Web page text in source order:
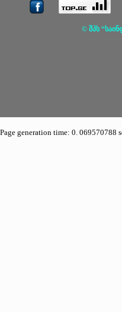
© შპს
Page generation time: 0. 069570788